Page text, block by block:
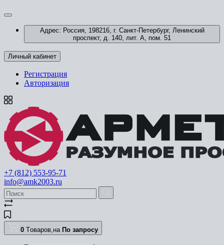
Адрес: Россия, 198216, г. Санкт-Петербург, Ленинский
проспект, д. 140, лит. А, пом. 51
Личный кабинет
Регистрация
Авторизация
+7 (812) 553-95-71
info@amk2003.ru
0 Tоваров,на По запросу